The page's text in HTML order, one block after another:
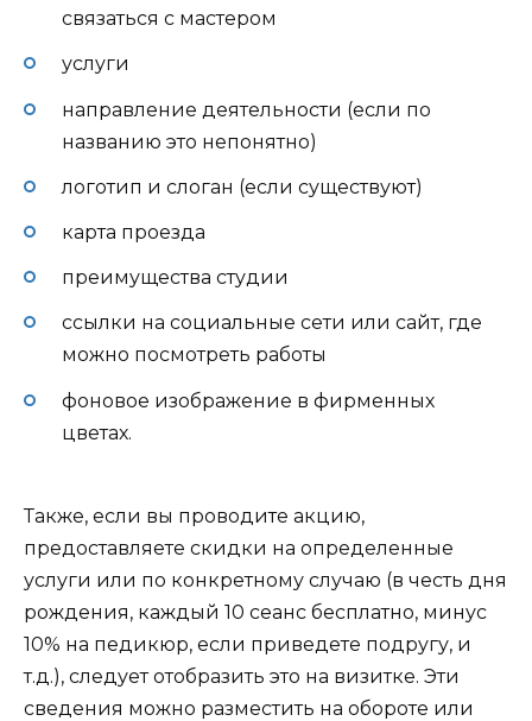
связаться с мастером
услуги
направление деятельности (если по
названию это непонятно)
логотип и слоган (если существуют)
карта проезда
преимущества студии
ссылки на социальные сети или сайт, где
можно посмотреть работы
фоновое изображение в фирменных
цветах.
Также, если вы проводите акцию,
предоставляете скидки на определенные
услуги или по конкретному случаю (в честь дня
рождения, каждый 10 сеанс бесплатно, минус
10% на педикюр, если приведете подругу, и
т.д.), следует отобразить это на визитке. Эти
сведения можно разместить на обороте или